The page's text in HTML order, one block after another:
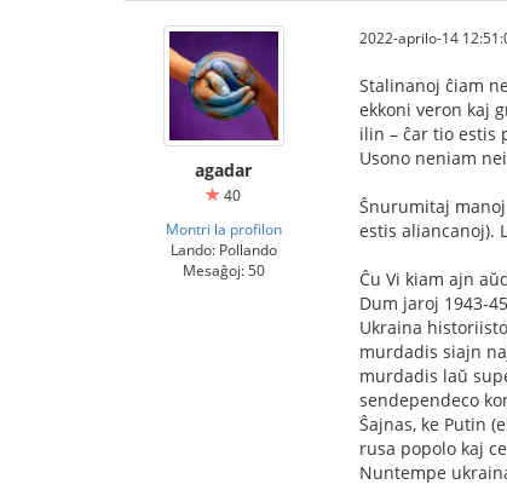
agadar
40
Montri la profilon
Lando: Pollando
Mesaĝoj: 50
2022-aprilo-14
Stalinanoj ĉiam
ekkoni veron kaj
ilin – ĉar tio estis
Usono neniam
Ŝnurumitaj
estis aliancanoj).
Ĉu Vi kiam ajn
Dum jaroj 1943-
Ukraina
murdadis siajn
murdadis laŭ
sendependeco
Ŝajnas, ke Putin
rusa popolo kaj
Nuntempe